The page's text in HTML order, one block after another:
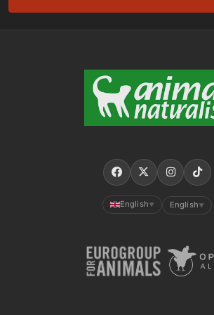
English ▼ English ▼